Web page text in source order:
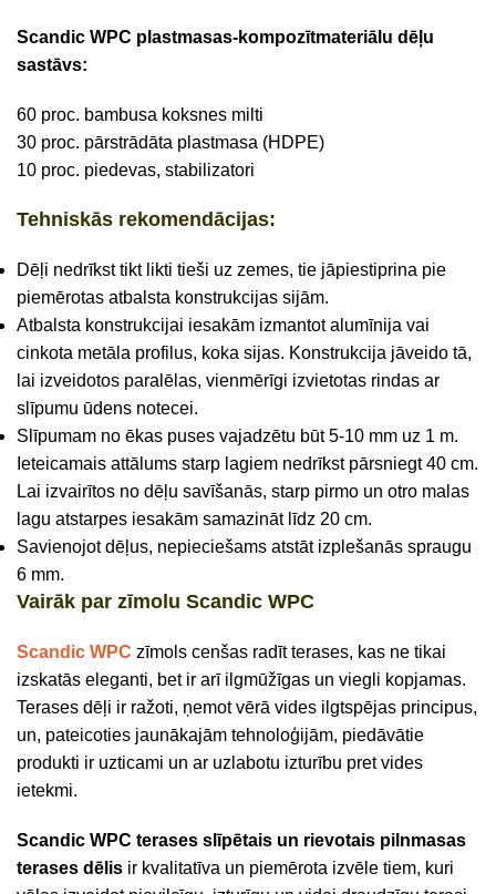
Scandic WPC plastmasas-kompozītmateriālu dēļu
sastāvs:
60 proc. bambusa koksnes milti
30 proc. pārstrādāta plastmasa (HDPE)
10 proc. piedevas, stabilizatori
Tehniskās rekomendācijas:
Dēļi nedrīkst tikt likti tieši uz zemes, tie jāpiestiprina pie
piemērotas atbalsta konstrukcijas sijām.
Atbalsta konstrukcijai iesakām izmantot alumīnija vai
cinkota metāla profilus, koka sijas. Konstrukcija jāveido tā,
lai izveidotos paralēlas, vienmērīgi izvietotas rindas ar
slīpumu ūdens notecei.
Slīpumam no ēkas puses vajadzētu būt 5-10 mm uz 1 m.
Ieteicamais attālums starp lagiem nedrīkst pārsniegt 40 cm.
Lai izvairītos no dēļu savīšanās, starp pirmo un otro malas
lagu atstarpes iesakām samazināt līdz 20 cm.
Savienojot dēļus, nepieciešams atstāt izplešanās spraugu
6 mm.
Vairāk par zīmolu Scandic WPC
Scandic WPC zīmols cenšas radīt terases, kas ne tikai
izskatās eleganti, bet ir arī ilgmūžīgas un viegli kopjamas.
Terases dēļi ir ražoti, ņemot vērā vides ilgtspējas principus,
un, pateicoties jaunākajām tehnoloģijām, piedāvātie
produkti ir uzticami un ar uzlabotu izturību pret vides
ietekmi.
Scandic WPC terases slīpētais un rievotais pilnmasas
terases dēlis ir kvalitatīva un piemērota izvēle tiem, kuri